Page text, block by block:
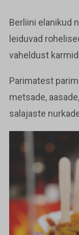
Berliini elanikud
leiduvad
vaheldust
Parimatest
metsade,
salajaste